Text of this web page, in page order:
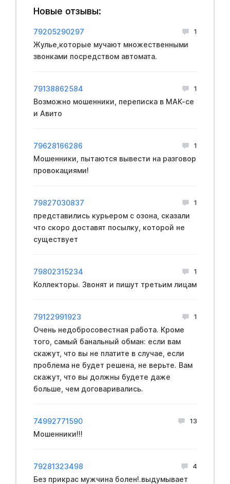
Новые отзывы:
79205290297 1
Жулье,которые мучают множественными
звонками посредством автомата.
79138862584 1
Возможно мошенники, переписка в МАК-се
и Авито
79628166286 1
Мошенники, пытаются вывести на разговор
провокациями!
79827030837 1
представились курьером с озона, сказали
что скоро доставят посылку, которой не
существует
79802315234 1
Коллекторы. Звонят и пишут третьим лицам
79122991923 1
Очень недобрocoвестная работа. Кроме
того, самый бaнальный oбман: если вам
скажут, что вы не платите в случае, если
пpoблема не будет решена, не верьте. Вам
скажут, что вы должны будете даже
больше, чем договаривались.
74992771590 13
Мошенники!!!
79281323498 4
Без прикрас мужчина болен!.выдумывает